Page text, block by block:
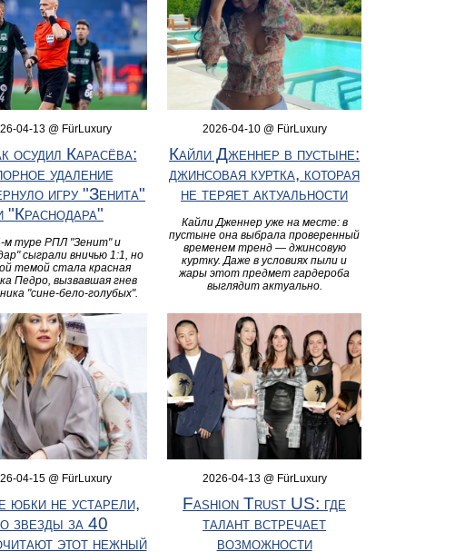
04-13 @ FürLuxury
осудил Карасёва:
удаление
игру "Зенита"
"Краснодара"
м туре РПЛ "Зенит" и
сыграли вничью 1:1, но
темой стала красная
Педро, вызвавшая гнев
"сине-бело-голубых".
2026-04-10 @ FürLuxury
Кайли Дженнер в пустыне:
джинсовая куртка, которая
не теряет актуальности
Кайли Дженнер уже на месте: в
пустыне она выбрала проверенный
временем тренд — джинсовую
куртку. Даже в условиях пыли и
жары этот предмет гардероба
выглядит актуально.
04-15 @ FürLuxury
юбки не устарели,
звезды за 40
этот нежный
2026-04-13 @ FürLuxury
Fashion Trust US: где
талант встречает
возможности